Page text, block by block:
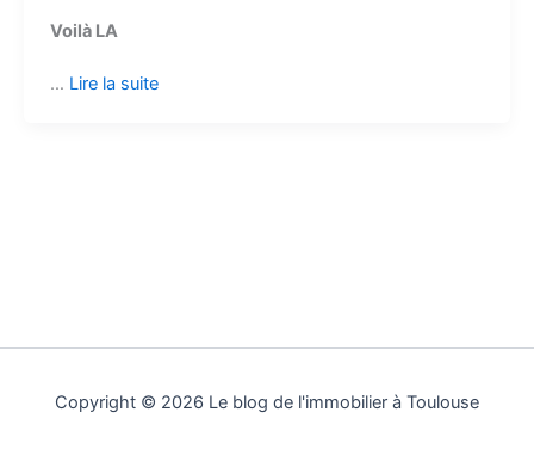
Voilà LA
… Lire la suite
Copyright © 2026 Le blog de l'immobilier à Toulouse